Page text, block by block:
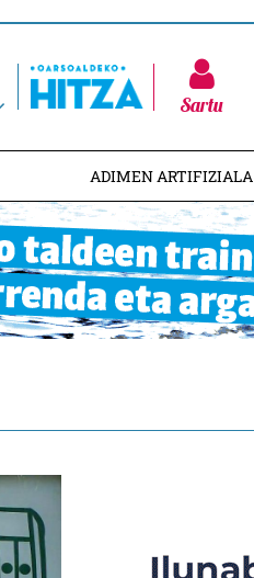
Sartu
ADIMEN ARTIFIZIALA